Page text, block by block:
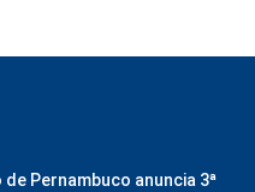
Pernambuco anuncia 3ª